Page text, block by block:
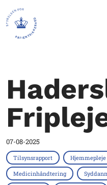
07-08-2025
Tilsynsrapport
Medicinhåndtering